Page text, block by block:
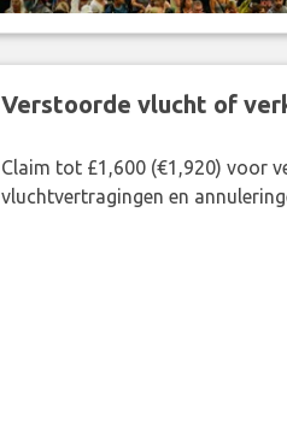
Verstoorde vlucht of
Claim tot £1,600 (€1,920) voor
vluchtvertragingen en